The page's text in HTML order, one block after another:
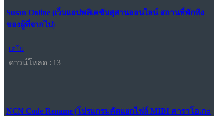
Susan Online (เว็บแอปพลิเคชันสุสานออนไลน์ สถานที่พักพิง
ของผู้ที่จากไป)
เดโม
ดาวน์โหลด : 13
NCN Code Rename (โปรแกรมคัดแยกไฟล์ MIDI คาราโอเกะ